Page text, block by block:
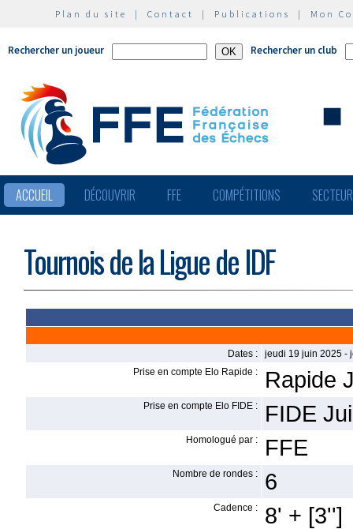
Plan du site | Contact | Publications | Mon
Rechercher un joueur Rechercher un club
ACCUEIL DÉCOUVRIR FFE COMPÉTITIONS
Tournois de la Ligue de IDF
Dates :
jeudi 19 juin 2025 -
Prise en compte Elo Rapide :
Rapide
Prise en compte Elo FIDE : FIDE
Homologué par : FFE
Nombre de rondes : 6
Cadence : 8' + [3'']